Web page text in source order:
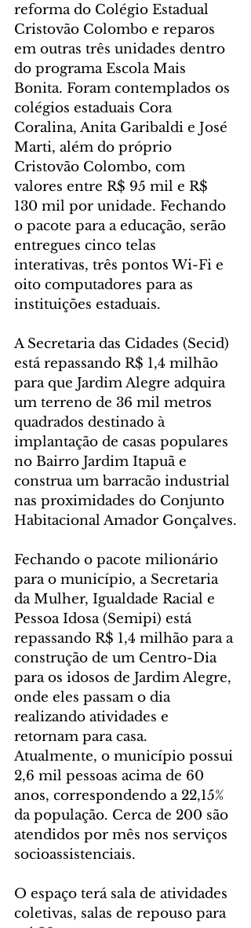
reforma do Colégio Estadual
Cristovão Colombo e reparos
em outras três unidades dentro
do programa Escola Mais
Bonita. Foram contemplados os
colégios estaduais Cora
Coralina, Anita Garibaldi e José
Marti, além do próprio
Cristovão Colombo, com
valores entre R$ 95 mil e R$
130 mil por unidade. Fechando
o pacote para a educação, serão
entregues cinco telas
interativas, três pontos Wi-Fi e
oito computadores para as
instituições estaduais.
A Secretaria das Cidades (Secid)
está repassando R$ 1,4 milhão
para que Jardim Alegre adquira
um terreno de 36 mil metros
quadrados destinado à
implantação de casas populares
no Bairro Jardim Itapuã e
construa um barracão industrial
nas proximidades do Conjunto
Habitacional Amador Gonçalves.
Fechando o pacote milionário
para o município, a Secretaria
da Mulher, Igualdade Racial e
Pessoa Idosa (Semipi) está
repassando R$ 1,4 milhão para a
construção de um Centro-Dia
para os idosos de Jardim Alegre,
onde eles passam o dia
realizando atividades e
retornam para casa.
Atualmente, o município possui
2,6 mil pessoas acima de 60
anos, correspondendo a 22,15%
da população. Cerca de 200 são
atendidos por mês nos serviços
socioassistenciais.
O espaço terá sala de atividades
coletivas, salas de repouso para